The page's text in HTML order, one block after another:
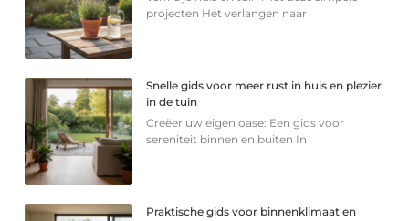
projecten Het verlangen naar
Snelle gids voor meer rust in huis en plezier
in de tuin
Creëer uw eigen oase: Een gids voor
sereniteit binnen en buiten In
Praktische gids voor binnenklimaat en